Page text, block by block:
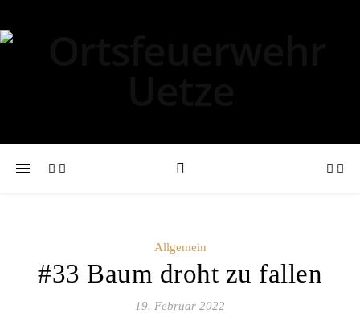
Allgemein
#33 Baum droht zu fallen
19. Februar 2022